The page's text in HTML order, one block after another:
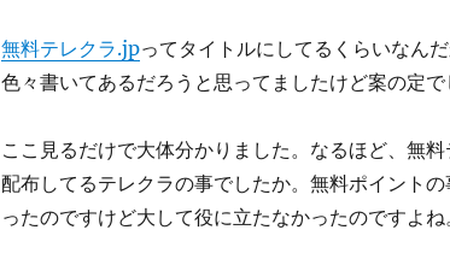
無料テレクラ.jpってタイトルにしてるくらいなん
色々書いてあるだろうと思ってましたけど案の定で
ここ見るだけで大体分かりました。なるほど、無
配布してるテレクラの事でしたか。無料ポイント
ったのですけど大して役に立たなかったのですよね